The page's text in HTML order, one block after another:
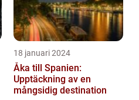
18 januari 2024
Åka till Spanien:
Upptäckning av en
mångsidig destination